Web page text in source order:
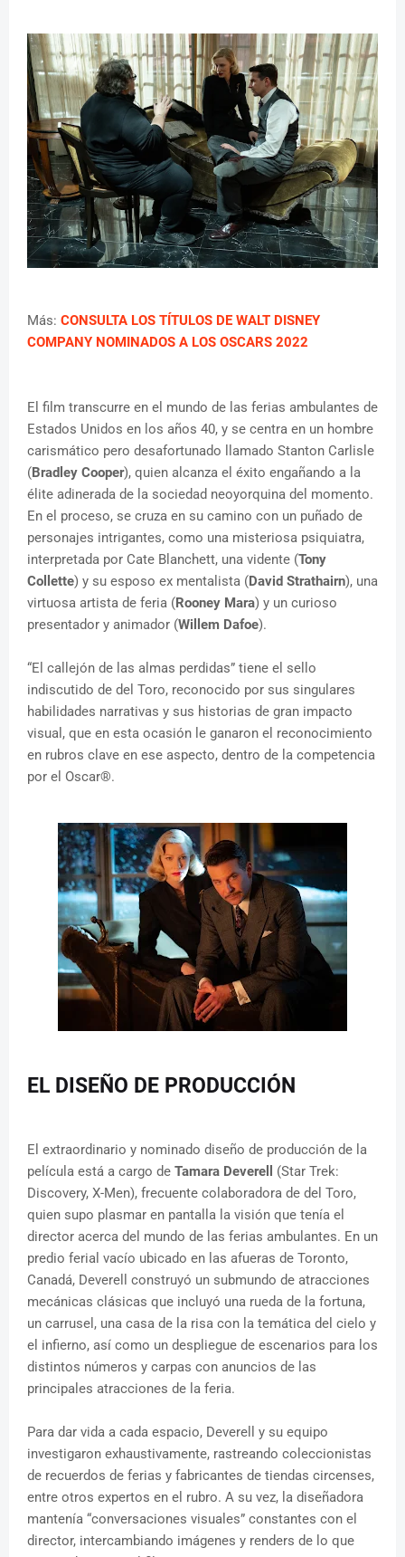
Más: CONSULTA LOS TÍTULOS DE WALT DISNEY
COMPANY NOMINADOS A LOS OSCARS 2022
El film transcurre en el mundo de las ferias ambulantes de
Estados Unidos en los años 40, y se centra en un hombre
carismático pero desafortunado llamado Stanton Carlisle
(Bradley Cooper), quien alcanza el éxito engañando a la
élite adinerada de la sociedad neoyorquina del momento.
En el proceso, se cruza en su camino con un puñado de
personajes intrigantes, como una misteriosa psiquiatra,
interpretada por Cate Blanchett, una vidente (Tony
Collette) y su esposo ex mentalista (David Strathairn), una
virtuosa artista de feria (Rooney Mara) y un curioso
presentador y animador (Willem Dafoe).
“El callejón de las almas perdidas” tiene el sello
indiscutido de del Toro, reconocido por sus singulares
habilidades narrativas y sus historias de gran impacto
visual, que en esta ocasión le ganaron el reconocimiento
en rubros clave en ese aspecto, dentro de la competencia
por el Oscar®.
EL DISEÑO DE PRODUCCIÓN
El extraordinario y nominado diseño de producción de la
película está a cargo de Tamara Deverell
(Star Trek:
Discovery, X-Men), frecuente colaboradora de del Toro,
quien supo plasmar en pantalla la visión que tenía el
director acerca del mundo de las ferias ambulantes. En un
predio ferial vacío ubicado en las afueras de Toronto,
Canadá, Deverell construyó un submundo de atracciones
mecánicas clásicas que incluyó una rueda de la fortuna,
un carrusel, una casa de la risa con la temática del cielo y
el infierno, así como un despliegue de escenarios para los
distintos números y carpas con anuncios de las
principales atracciones de la feria.
Para dar vida a cada espacio, Deverell y su equipo
investigaron exhaustivamente, rastreando coleccionistas
de recuerdos de ferias y fabricantes de tiendas circenses,
entre otros expertos en el rubro. A su vez, la diseñadora
mantenía “conversaciones visuales” constantes con el
director, intercambiando imágenes y renders de lo que